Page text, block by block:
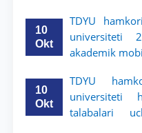
10
Okt
TDYU
universiteti
akademik
10
Okt
TDYU
universiteti
talabalari